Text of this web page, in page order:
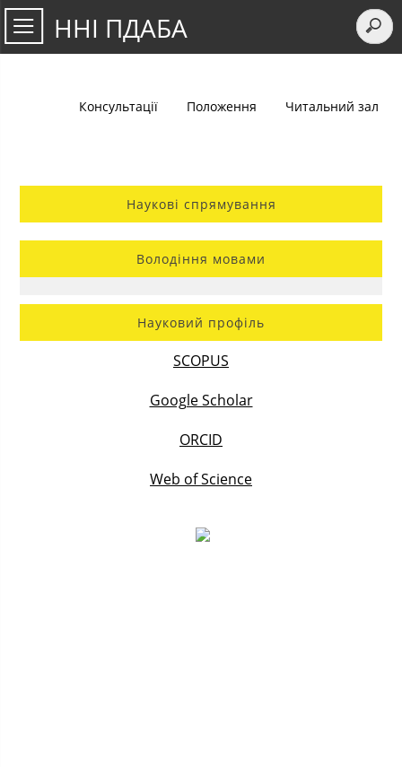
ННІ ПДАБА
Консультації Положення Читальний зал
Наукові спрямування
Володіння мовами
Науковий профіль
SCOPUS
Google Scholar
ORCID
Web of Science